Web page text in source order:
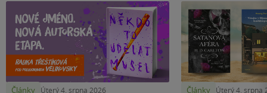
Články Úterý 4. srpna 2026 Články Úterý 4. srpna